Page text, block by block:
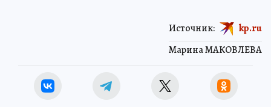
Марина МАКОВЛЕВА
Источник: kp.ru